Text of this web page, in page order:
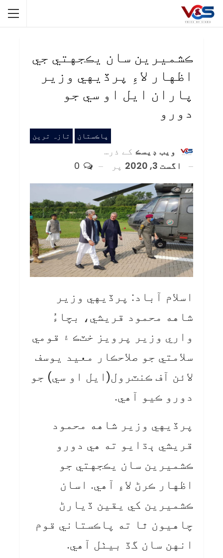
ڪشميرين سان يڪجهتي جي
اظهار لاءِ پرڏيهي وزير
پاران ايل او سي جو
دورو
پاڪستان تازہ ترین
ويب ڊيسڪ کے ذریعہ
اگست 3, 2020
پر
اسلام آباد: پرڏيهي وزير
شاهه محمود قريشي، بچاءُ
واري وزير پرويز خٽڪ ۽ قومي
سلامتي جو صلاحڪار معيد يوسف
لائن آف ڪنٽرول(ايل او سي) جو
دورو ڪيو آهي.
پرڏيهي وزير شاهه محمود
قريشي ٻڌايو ته هي دورو
ڪشميرين سان يڪجهتي جو
اظهار ڪرڻ لاءِ آهي. اسان
ڪشميرين کي يقين ڏيارڻ
چاهيون ٿا ته پاڪستاني قوم
انهن سان گڏ بيٺل آهي.